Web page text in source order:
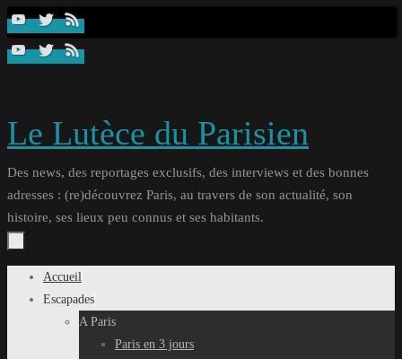
Passer
contenu
Le Lutèce du Parisien
Des news, des reportages exclusifs, des interviews et des bonnes
adresses : (re)découvrez Paris, au travers de son actualité, son
histoire, ses lieux peu connus et ses habitants.
Passer
Accueil
Escapades
A Paris
Paris en 3 jours